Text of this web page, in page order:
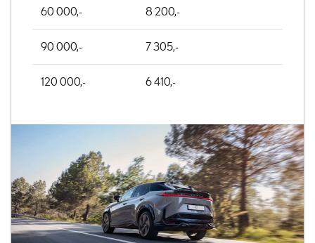
60 000,- 8 200,-
90 000,- 7 305,-
120 000,- 6 410,-